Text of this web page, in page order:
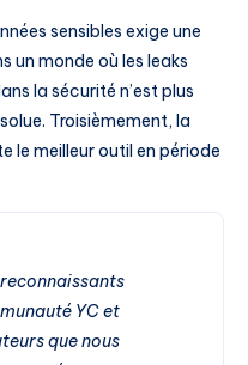
sensibles exige une
un monde où les leaks
la sécurité n’est plus
Troisièmement, la
le meilleur outil en période
YC et
que nous